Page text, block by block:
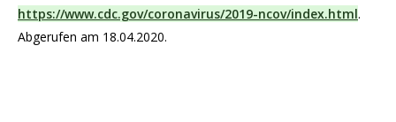
https://www.cdc.gov/coronavirus/2019-ncov/index.html.
Abgerufen am 18.04.2020.